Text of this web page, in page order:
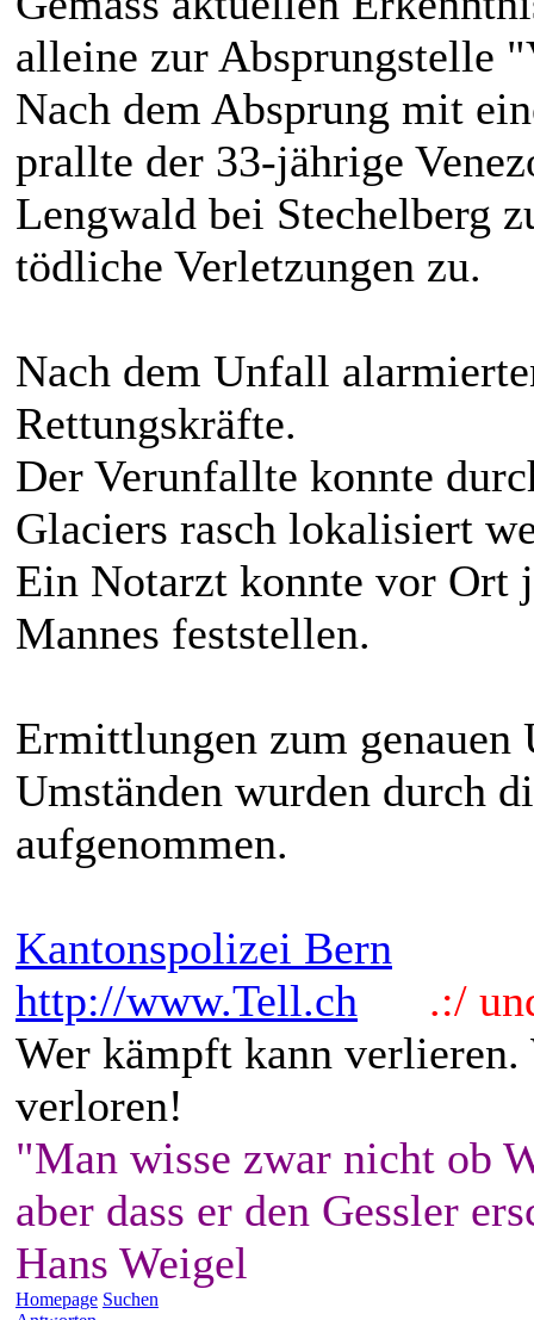
alleine zur Absprungstelle
Nach dem Absprung mit
prallte der 33-jährige
Lengwald bei Stechelberg
tödliche Verletzungen zu.
Nach dem Unfall
Rettungskräfte.
Der Verunfallte konnte
Glaciers rasch lokalisiert
Ein Notarzt konnte vor Ort
Mannes feststellen.
Ermittlungen zum genauen
Umständen wurden durch
aufgenommen.
Kantonspolizei Bern
http://www.Tell.ch
.:/
Wer kämpft kann
verloren!
"Man wisse zwar nicht ob
aber dass er den Gessler
Hans Weigel
Homepage Suchen